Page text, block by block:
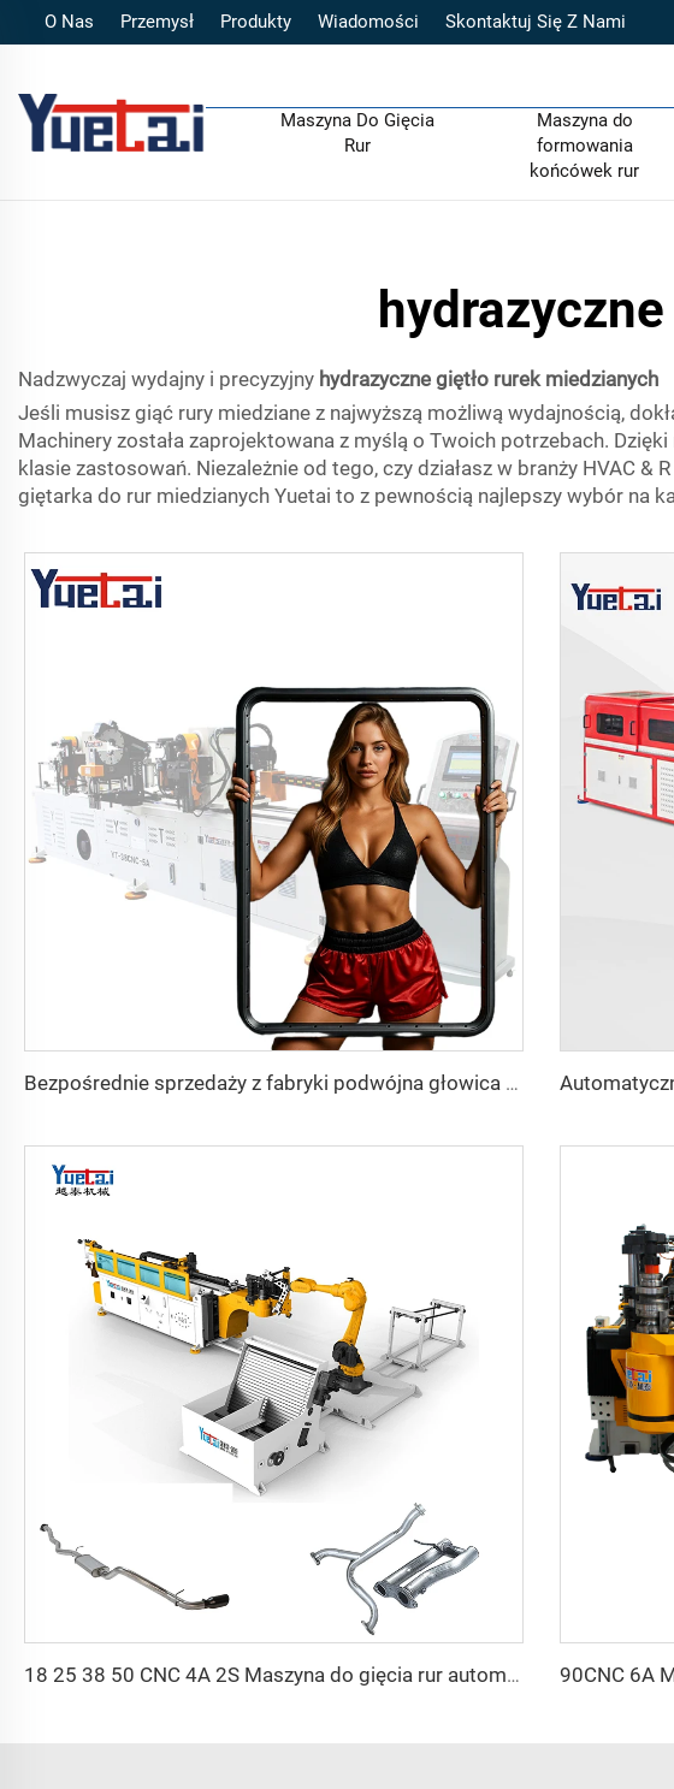
O Nas Przemysł Produkty Wiadomości Skontaktuj Się Z Nami
Maszyna Do Gięcia
Rur
Maszyna do
formowania
końcówek rur
Nadzwyczaj wydajny i precyzyjny hydrazyczne giętło rurek miedzianych
Jeśli musisz giąć rury miedziane z najwyższą możliwą wydajnością,
Machinery została zaprojektowana z myślą o Twoich potrzebach.
klasie zastosowań. Niezależnie od tego, czy działasz w branży HVAC
giętarka do rur miedzianych Yuetai to z pewnością najlepszy wybór na
Bezpośrednie sprzedaży z fabryki podwójna głowica automatycznego hydraulicznego zginacza rur ze stali węglowej maszyna do gięcia rur i rur
18 25 38 50 CNC 4A 2S Maszyna do gięcia rur automatycznych i cienkościennych z funkcją gięcia hydraulicznego o średnicy 1 cala, 2 cali, 3 cali Linia cenowa